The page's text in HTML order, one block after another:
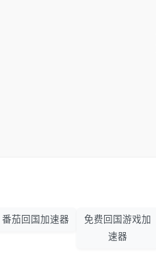
番茄回国加速器
免费回国游戏加
速器